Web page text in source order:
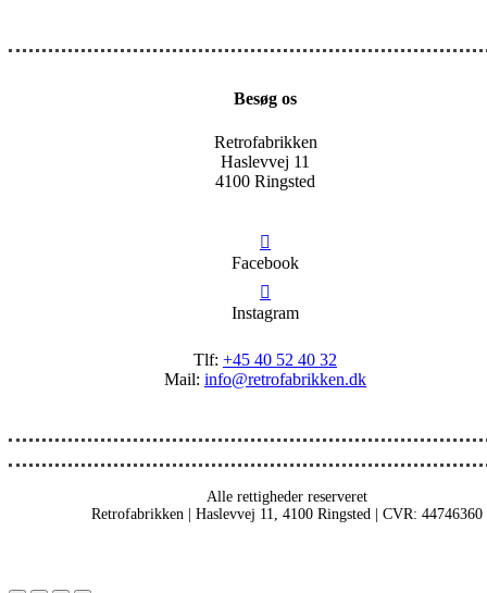
Besøg os
Retrofabrikken
Haslevvej 11
4100 Ringsted
Facebook
Instagram
Tlf: +45 40 52 40 32
Mail: info@retrofabrikken.dk
Alle rettigheder reserveret
Retrofabrikken | Haslevvej 11, 4100 Ringsted | CVR: 44746360